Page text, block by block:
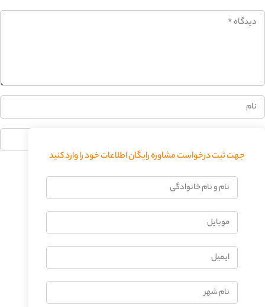
جهت ثبت درخواست مشاوره رایگان اطلاعات خود را وارد کنید
نام
و
خانوادگی
موبایل
ایمیل
نام
شهر